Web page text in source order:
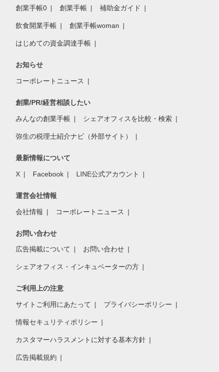
創業手帳0 創業手帳 補助金ガイド
飲食開業手帳 創業手帳woman
はじめての資金調達手帳
お知らせ
コーポレートニュース
創業/PR/経営相談したい
みんなの創業手帳 シェアオフィスを比較・検索
弥生の税理士紹介ナビ（外部サイト）
最新情報について
X Facebook LINE公式アカウント
運営会社情報
会社情報 コーポレートニュース
お問い合わせ
広告掲載について お問い合わせ
シェアオフィス・インキュベーターの方
ご利用上の注意
サイトご利用にあたって プライバシーポリシー
情報セキュリティポリシー
カスタマーハラスメントに対する基本方針
広告掲載規約